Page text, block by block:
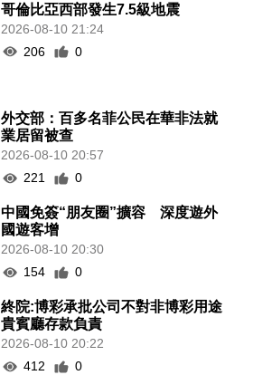
哥倫比亞西部發生7.5級地震
2026-08-10 21:24
206
0
外交部：百多名菲公民在華非法就
業居留被查
2026-08-10 20:57
221
0
中國免簽“朋友圈”擴容 深度遊外
國遊客增
2026-08-10 20:30
154
0
終院:博彩承批公司不對非博彩用途
貴賓廳存款負責
2026-08-10 20:22
412
0